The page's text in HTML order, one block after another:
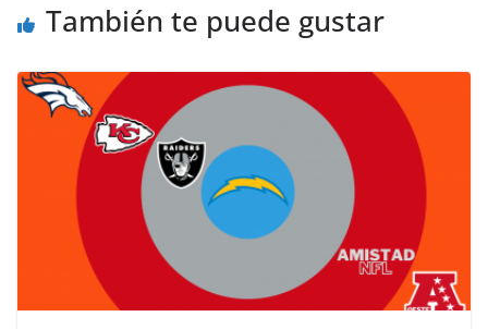
También te puede gustar